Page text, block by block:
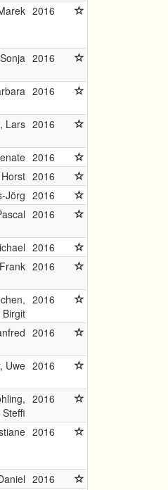
2016
2016
2016
Lars 2016
2016
2016
Jörg 2016
2016
2016
2016
Birgit
2016
2016
Uwe 2016
Steffi
2016
2016
2016